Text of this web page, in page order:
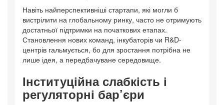
Навіть найперспективніші стартапи, які могли б
вистрілити на глобальному ринку, часто не отримують
достатньої підтримки на початкових етапах.
Становлення нових команд, інкубаторів чи R&D-
центрів гальмується, бо для зростання потрібна не
лише ідея, а передбачуване середовище.
Інституційна слабкість і
регуляторні бар’єри